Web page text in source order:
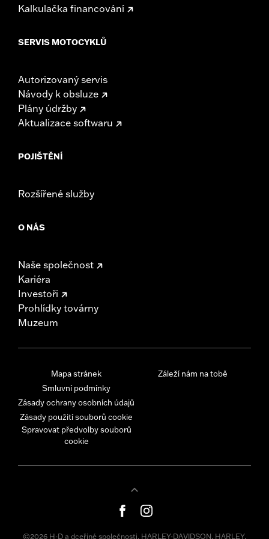
Kalkulačka financování
SERVIS MOTOCYKLŮ
Autorizovaný servis
Návody k obsluze
Plány údržby
Aktualizace softwaru
POJIŠTĚNÍ
Rozšířené služby
O NÁS
Naše společnost
Kariéra
Investoři
Prohlídky továrny
Muzeum
Mapa stránek
Smluvní podmínky
Zásady ochrany osobních údajů
Zásady použití souborů cookie
Spravovat předvolby souborů
cookie
Záleží nám na tobě
©2026 H-D a dceřiné společnosti. HARLEY-DAVIDSON, HARLEY,